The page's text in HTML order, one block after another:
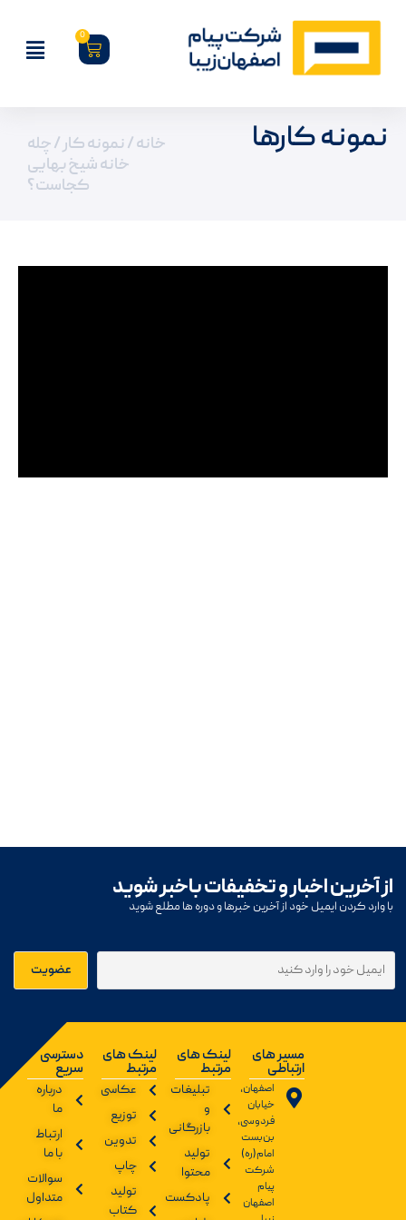
0
نمونه کارها خانه/ نمونه کار/ چله
خانه شیخ بهایی
کجاست؟
از آخرین اخبار و تخفیفات باخبر شوید
با وارد کردن ایمیل خود از آخرین خبرها و دوره ها مطلع شوید
مسیر های
ارتباطی
اصفهان،
خیابان
فردوسی،
بن‌بست
امام(ره)
شرکت
پیام
اصفهان
لینک های
مرتبط
تبلیغات
و
بازرگانی
تولید
محتوا
پادکست
لینک های
مرتبط
عکاسی
توزیع
تدوین
چاپ
تولید
کتاب
دسترسی
سریع
درباره
ما
ارتباط
با ما
سوالات
متداول